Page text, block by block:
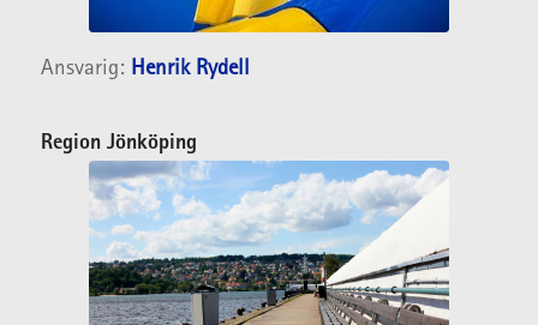
Ansvarig: Henrik Rydell
Region Jönköping